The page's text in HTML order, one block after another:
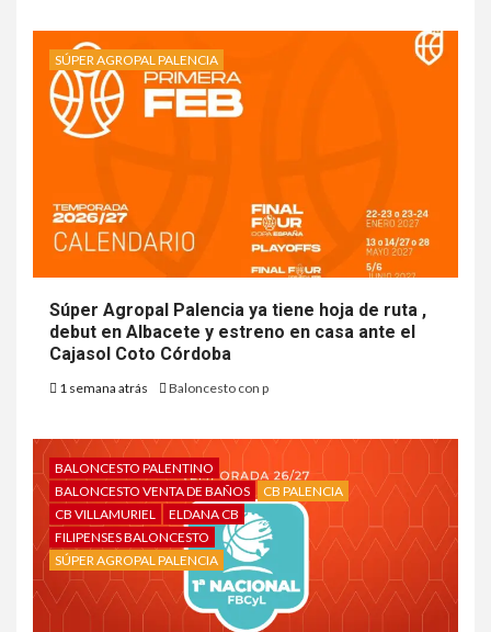
SÚPER AGROPAL PALENCIA
Súper Agropal Palencia ya tiene hoja de ruta ,
debut en Albacete y estreno en casa ante el
Cajasol Coto Córdoba
1 semana atrás Baloncesto con p
BALONCESTO PALENTINO
BALONCESTO VENTA DE BAÑOS
CB PALENCIA
CB VILLAMURIEL
ELDANA CB
FILIPENSES BALONCESTO
SÚPER AGROPAL PALENCIA